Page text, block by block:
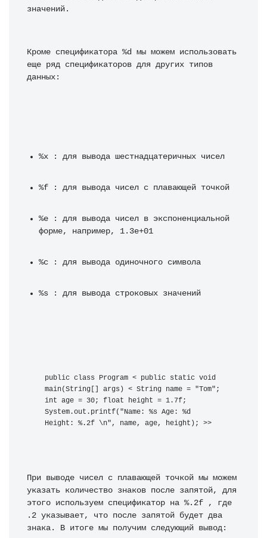
значений.
Кроме спецификатора %d мы можем использовать
еще ряд спецификаторов для других типов
данных:
%x : для вывода шестнадцатеричных чисел
%f : для вывода чисел с плавающей точкой
%e : для вывода чисел в экспоненциальной
форме, например, 1.3e+01
%c : для вывода одиночного символа
%s : для вывода строковых значений
public class Program < public static void
main(String[] args) < String name = "Tom";
int age = 30; float height = 1.7f;
System.out.printf("Name: %s Age: %d
Height: %.2f \n", name, age, height); >>
При выводе чисел с плавающей точкой мы можем
указать количество знаков после запятой, для
этого используем спецификатор на %.2f , где
.2 указывает, что после запятой будет два
знака. В итоге мы получим следующий вывод: